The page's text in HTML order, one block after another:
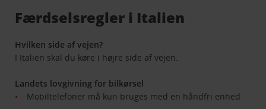
Færdselsregler i Italien
Hvilken side af vejen?
I Italien skal du køre i højre side af vejen.
Landets lovgivning for bilkørsel
Mobiltelefoner må kun bruges med en håndfri enhed